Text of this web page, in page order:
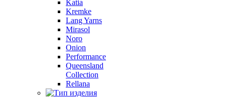
Katia
Kremke
Lang Yarns
Mirasol
Noro
Onion
Performance
Queensland
Collection
Rellana